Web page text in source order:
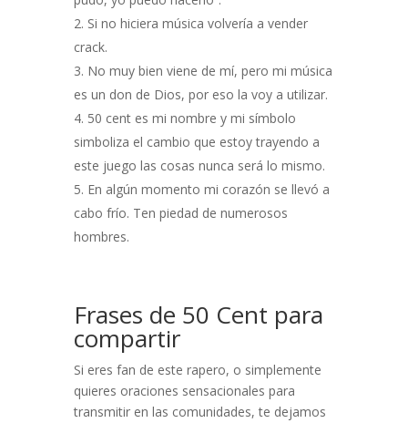
Si no hiciera música volvería a vender
crack.
No muy bien viene de mí, pero mi música
es un don de Dios, por eso la voy a utilizar.
50 cent es mi nombre y mi símbolo
simboliza el cambio que estoy trayendo a
este juego las cosas nunca será lo mismo.
En algún momento mi corazón se llevó a
cabo frío. Ten piedad de numerosos
hombres.
Frases de 50 Cent para
compartir
Si eres fan de este rapero, o simplemente
quieres oraciones sensacionales para
transmitir en las comunidades, te dejamos